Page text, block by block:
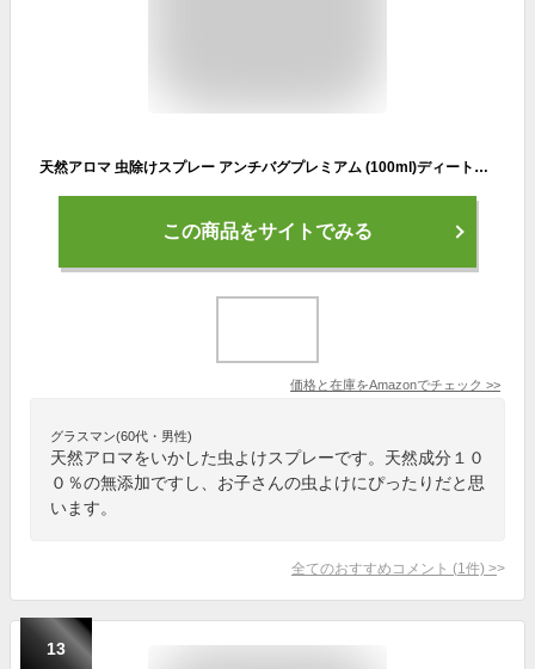
天然アロマ 虫除けスプレー アンチバグプレミアム (100ml)ディート無添加 天然成分100% ハーブ ユーカリ トコジラミ 対策 AROMIC 公式
この商品をサイトでみる
価格と在庫をAmazonでチェック >>
グラスマン(60代・男性)
天然アロマをいかした虫よけスプレーです。天然成分１０
０％の無添加ですし、お子さんの虫よけにぴったりだと思
います。
全てのおすすめコメント (1 件) >
13